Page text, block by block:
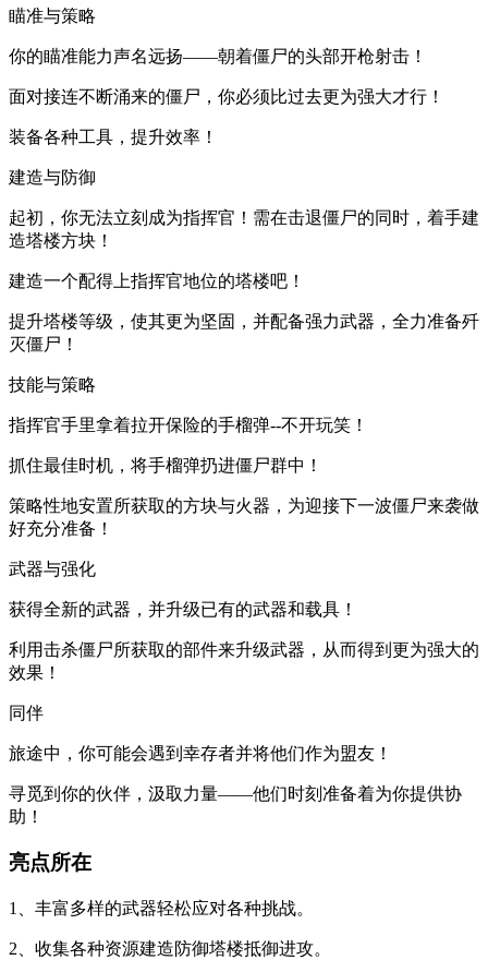
瞄准与策略
你的瞄准能力声名远扬——朝着僵尸的头部开枪射击！
面对接连不断涌来的僵尸，你必须比过去更为强大才行！
装备各种工具，提升效率！
建造与防御
起初，你无法立刻成为指挥官！需在击退僵尸的同时，着手建
造塔楼方块！
建造一个配得上指挥官地位的塔楼吧！
提升塔楼等级，使其更为坚固，并配备强力武器，全力准备歼
灭僵尸！
技能与策略
指挥官手里拿着拉开保险的手榴弹--不开玩笑！
抓住最佳时机，将手榴弹扔进僵尸群中！
策略性地安置所获取的方块与火器，为迎接下一波僵尸来袭做
好充分准备！
武器与强化
获得全新的武器，并升级已有的武器和载具！
利用击杀僵尸所获取的部件来升级武器，从而得到更为强大的
效果！
同伴
旅途中，你可能会遇到幸存者并将他们作为盟友！
寻觅到你的伙伴，汲取力量——他们时刻准备着为你提供协
助！
亮点所在
1、丰富多样的武器轻松应对各种挑战。
2、收集各种资源建造防御塔楼抵御进攻。